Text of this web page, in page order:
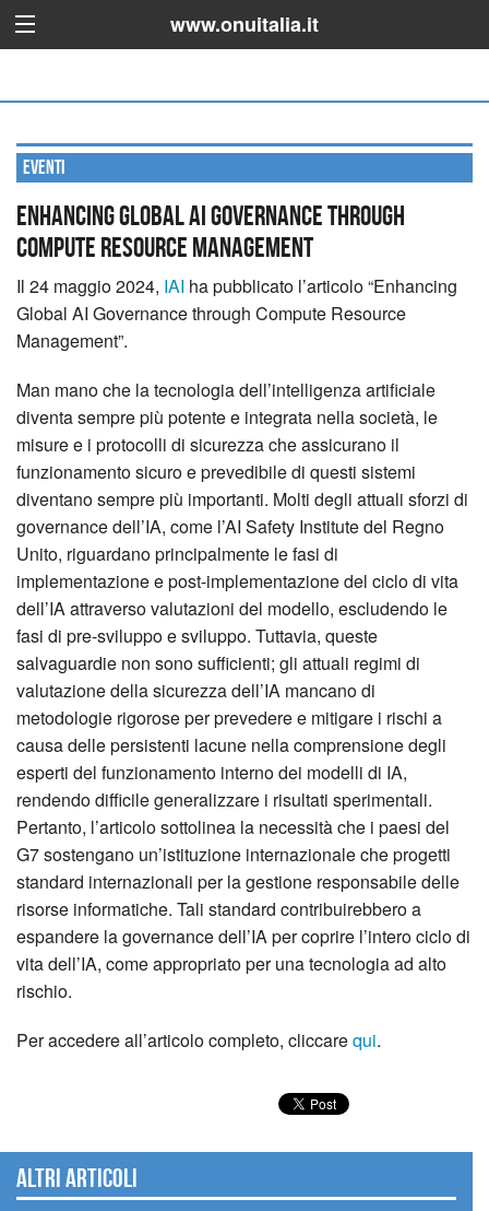
www.onuitalia.it
Eventi
Enhancing Global AI Governance through
Compute Resource Management
Il 24 maggio 2024, IAI ha pubblicato l’articolo “Enhancing
Global AI Governance through Compute Resource
Management”.
Man mano che la tecnologia dell’intelligenza artificiale
diventa sempre più potente e integrata nella società, le
misure e i protocolli di sicurezza che assicurano il
funzionamento sicuro e prevedibile di questi sistemi
diventano sempre più importanti. Molti degli attuali sforzi di
governance dell’IA, come l’AI Safety Institute del Regno
Unito, riguardano principalmente le fasi di
implementazione e post-implementazione del ciclo di vita
dell’IA attraverso valutazioni del modello, escludendo le
fasi di pre-sviluppo e sviluppo. Tuttavia, queste
salvaguardie non sono sufficienti; gli attuali regimi di
valutazione della sicurezza dell’IA mancano di
metodologie rigorose per prevedere e mitigare i rischi a
causa delle persistenti lacune nella comprensione degli
esperti del funzionamento interno dei modelli di IA,
rendendo difficile generalizzare i risultati sperimentali.
Pertanto, l’articolo sottolinea la necessità che i paesi del
G7 sostengano un’istituzione internazionale che progetti
standard internazionali per la gestione responsabile delle
risorse informatiche. Tali standard contribuirebbero a
espandere la governance dell’IA per coprire l’intero ciclo di
vita dell’IA, come appropriato per una tecnologia ad alto
rischio.
Per accedere all’articolo completo, cliccarequi.
Altri articoli